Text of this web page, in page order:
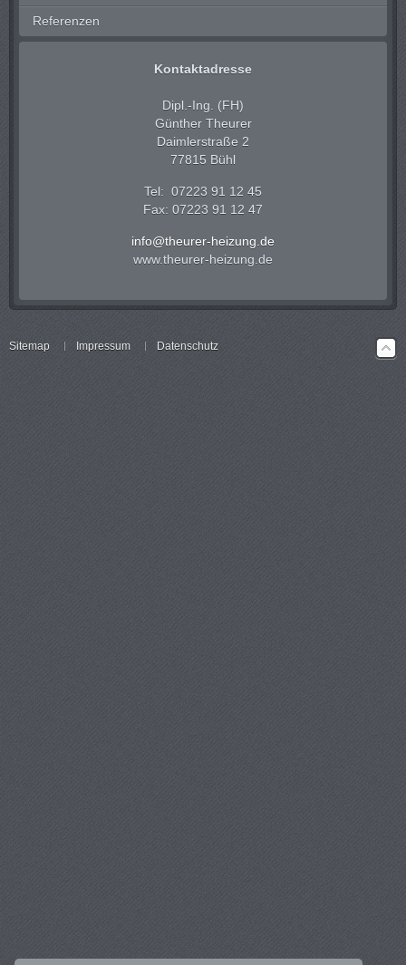
Referenzen
Kontaktadresse
Dipl.-Ing. (FH)
Günther Theurer
Daimlerstraße 2
77815 Bühl
Tel: 07223 91 12 45
Fax: 07223 91 12 47
info@theurer-heizung.de
www.theurer-heizung.de
Sitemap Impressum Datenschutz